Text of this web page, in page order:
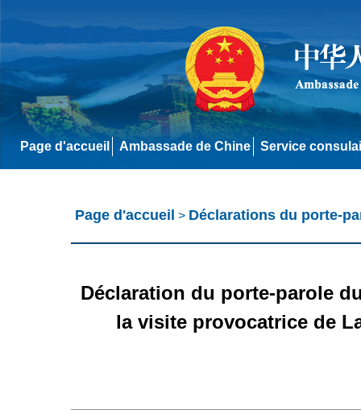
Page d'accueil Ambassade de Chine Service
Page d'accueil > Déclarations du porte-
Déclaration du porte-parole
la visite provocatrice de